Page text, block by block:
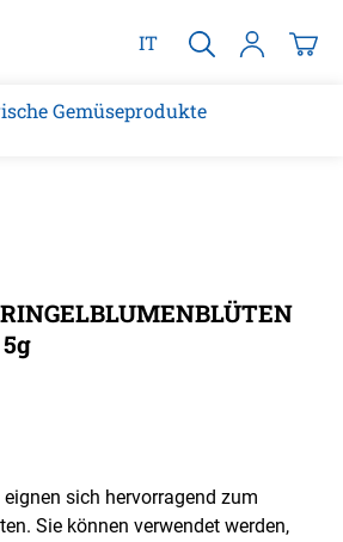
IT
Gemüseprodukte
sich hervorragend zum
Sie können verwendet werden,